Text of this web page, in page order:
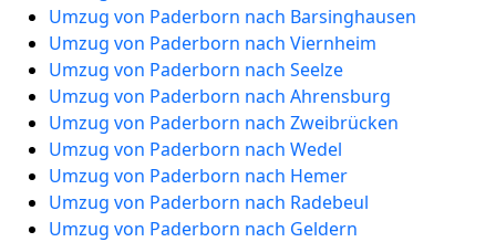
Umzug von Paderborn nach Barsinghausen
Umzug von Paderborn nach Viernheim
Umzug von Paderborn nach Seelze
Umzug von Paderborn nach Ahrensburg
Umzug von Paderborn nach Zweibrücken
Umzug von Paderborn nach Wedel
Umzug von Paderborn nach Hemer
Umzug von Paderborn nach Radebeul
Umzug von Paderborn nach Geldern